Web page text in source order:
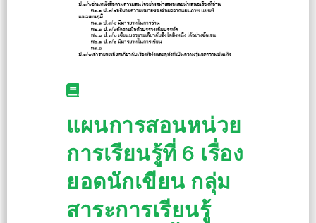
แผนการสอนหน่วย
การเรียนรู้ที่ 6 เรื่อง
ยอดนักเขียน กลุ่ม
สาระการเรียนรู้